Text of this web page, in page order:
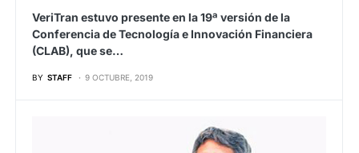
VeriTran estuvo presente en la 19ª versión de la
Conferencia de Tecnología e Innovación Financiera
(CLAB), que se…
BY STAFF 9 OCTUBRE, 2019